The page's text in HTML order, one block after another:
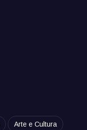
Arte e Cultura